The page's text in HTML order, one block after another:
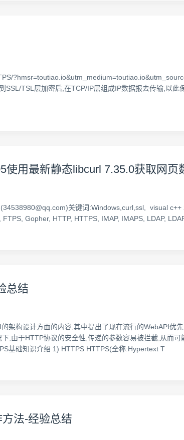
SSL/TSL层加密后,在TCP/IP层组成IP数据报去传输,以
使用最新静态libcurl 7.35.0获取网页
关键词:Windows,curl,ssl, visual
Gopher, HTTP, HTTPS, IMAP, IMAPS, LDAP,
总结
架构设计方面的内容,其中提出了现在流行的WebAPI优
,由于HTTP协议的安全性,传递的参数容易被拦截,从而
基础知识介绍 1) HTTPS HTTPS(全称:Hypertext T
法-经验总结